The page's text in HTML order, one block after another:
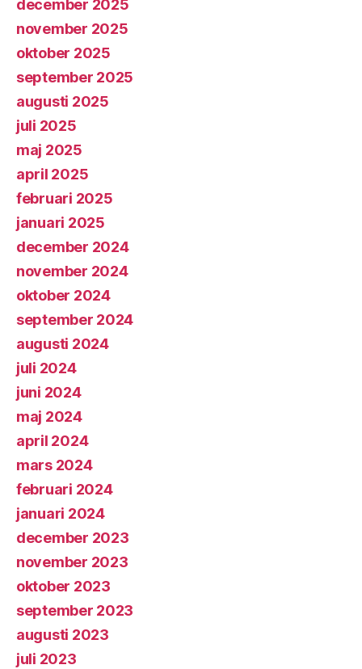
december 2025
november 2025
oktober 2025
september 2025
augusti 2025
juli 2025
maj 2025
april 2025
februari 2025
januari 2025
december 2024
november 2024
oktober 2024
september 2024
augusti 2024
juli 2024
juni 2024
maj 2024
april 2024
mars 2024
februari 2024
januari 2024
december 2023
november 2023
oktober 2023
september 2023
augusti 2023
juli 2023